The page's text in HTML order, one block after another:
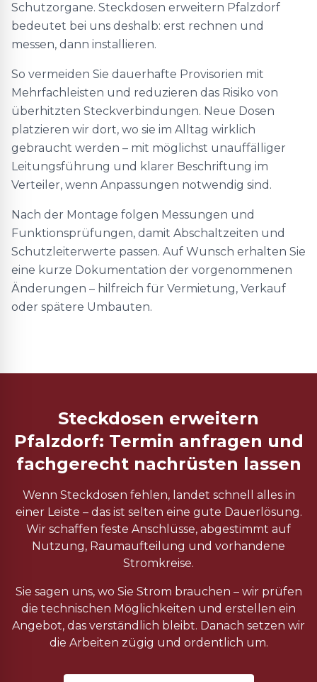
Schutzorgane. Steckdosen erweitern Pfalzdorf
bedeutet bei uns deshalb: erst rechnen und
messen, dann installieren.
So vermeiden Sie dauerhafte Provisorien mit
Mehrfachleisten und reduzieren das Risiko von
überhitzten Steckverbindungen. Neue Dosen
platzieren wir dort, wo sie im Alltag wirklich
gebraucht werden – mit möglichst unauffälliger
Leitungsführung und klarer Beschriftung im
Verteiler, wenn Anpassungen notwendig sind.
Nach der Montage folgen Messungen und
Funktionsprüfungen, damit Abschaltzeiten und
Schutzleiterwerte passen. Auf Wunsch erhalten Sie
eine kurze Dokumentation der vorgenommenen
Änderungen – hilfreich für Vermietung, Verkauf
oder spätere Umbauten.
Steckdosen erweitern
Pfalzdorf: Termin anfragen und
fachgerecht nachrüsten lassen
Wenn Steckdosen fehlen, landet schnell alles in
einer Leiste – das ist selten eine gute Dauerlösung.
Wir schaffen feste Anschlüsse, abgestimmt auf
Nutzung, Raumaufteilung und vorhandene
Stromkreise.
Sie sagen uns, wo Sie Strom brauchen – wir prüfen
die technischen Möglichkeiten und erstellen ein
Angebot, das verständlich bleibt. Danach setzen wir
die Arbeiten zügig und ordentlich um.